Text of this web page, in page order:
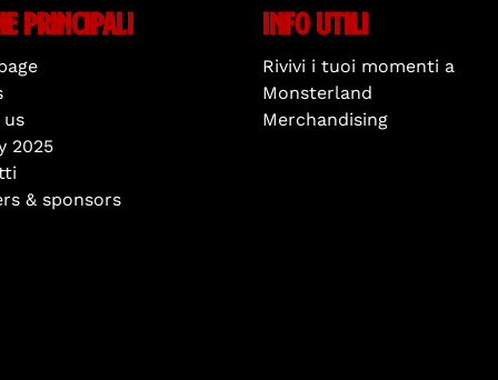
principali
2025
& sponsors
Info utili
Rivivi i tuoi momenti a
Monsterland
Merchandising